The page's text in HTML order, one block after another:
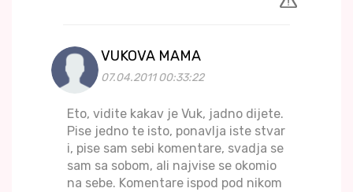
VUKOVA MAMA
07.04.2011 00:33:22
Eto, vidite kakav je Vuk, jadno dijete.
Pise jedno te isto, ponavlja iste stvar
i, pise sam sebi komentare, svadja se
sam sa sobom, ali najvise se okomio
na sebe. Komentare ispod pod nikom